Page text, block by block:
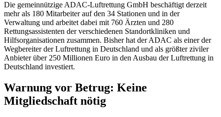
Die gemeinnützige ADAC-Luftrettung GmbH beschäftigt derzeit
mehr als 180 Mitarbeiter auf den 34 Stationen und in der
Verwaltung und arbeitet dabei mit 760 Ärzten und 280
Rettungsassistenten der verschiedenen Standortkliniken und
Hilfsorganisationen zusammen. Bisher hat der ADAC als einer der
Wegbereiter der Luftrettung in Deutschland und als größter ziviler
Anbieter über 250 Millionen Euro in den Ausbau der Luftrettung in
Deutschland investiert.
Warnung vor Betrug: Keine
Mitgliedschaft nötig